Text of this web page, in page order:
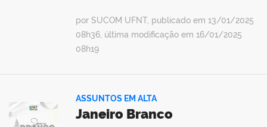
por SUCOM UFNT, publicado em 13/01/2025
08h36, última modificação em 16/01/2025
08h19
ASSUNTOS EM ALTA
Janeiro Branco